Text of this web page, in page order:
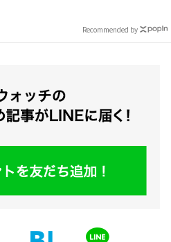
Recommended by